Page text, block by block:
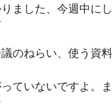
ました、今週中にし
のねらい、使う資
ないですよ。ま